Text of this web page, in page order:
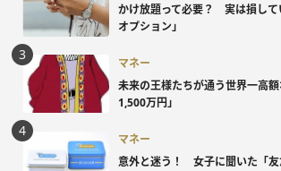
かけ放題って必要？ 実は損して
オプション」
マネー
未来の王様たちが通う世界一高
1,500万円」
マネー
意外と迷う！ 女子に聞いた「友